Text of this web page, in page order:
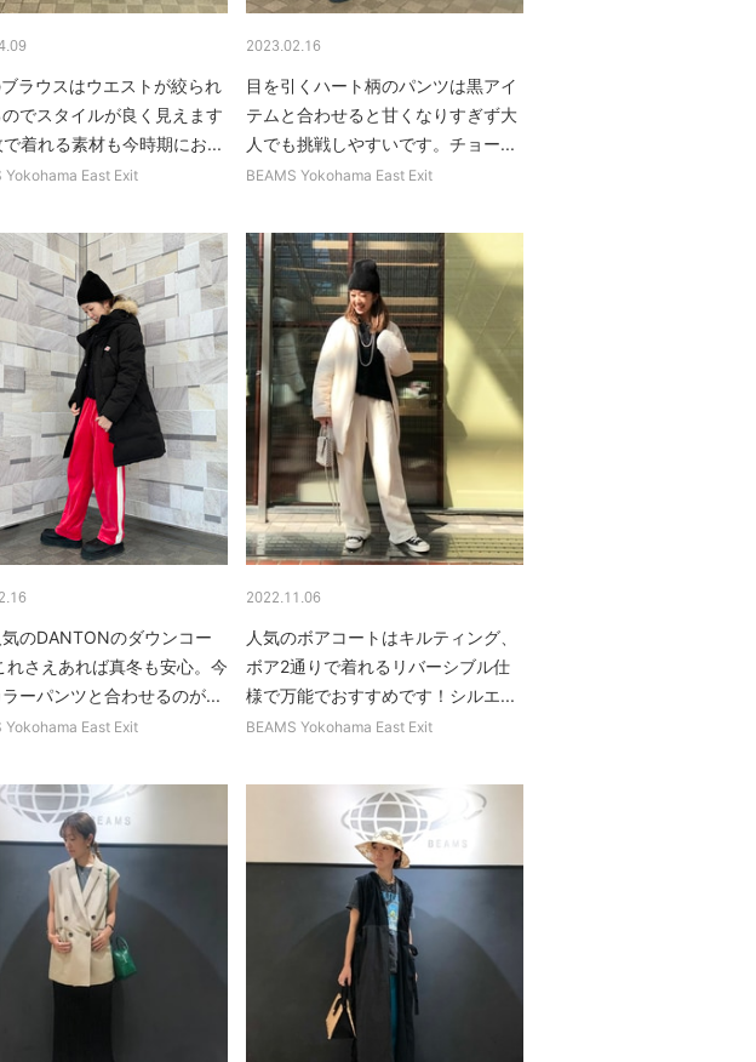
ラウスはウエストが絞られ
でスタイルが良く見えます
着れる素材も今時期にお...
Yokohama East Exit
2023.02.16
目を引くハート柄のパンツは黒アイ
テムと合わせると甘くなりすぎず大
人でも挑戦しやすいです。チョー...
BEAMS Yokohama East Exit
のDANTONのダウンコー
れさえあれば真冬も安心。今
ーパンツと合わせるのが...
Yokohama East Exit
2022.11.06
人気のボアコートはキルティング、
ボア2通りで着れるリバーシブル仕
様で万能でおすすめです！シルエ...
BEAMS Yokohama East Exit